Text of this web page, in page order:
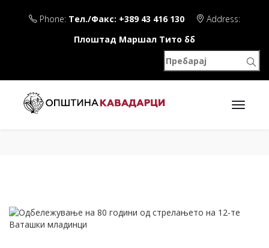
Phone: Тел./Факс: +389 43 416 130
Address:
Плоштад Маршал Тито бб